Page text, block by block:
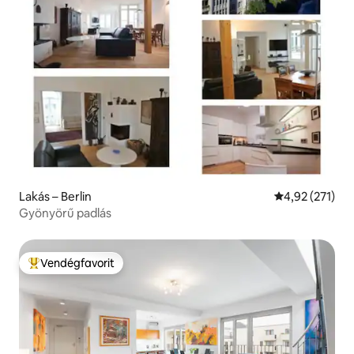
Lakás – Berlin Átlagos
4,92 (271)
Gyönyörű padlás
Kiemelt vendégfavorit
Vendégfavorit